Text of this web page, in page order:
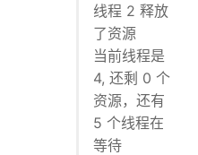
线程 2 释放
了资源
当前线程是
4, 还剩 0 个
资源，还有
5 个线程在
等待